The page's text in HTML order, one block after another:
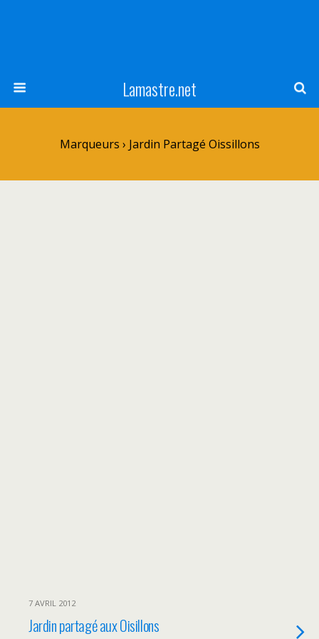
Lamastre.net
Marqueurs › Jardin Partagé Oissillons
7 AVRIL 2012
Jardin partagé aux Oisillons